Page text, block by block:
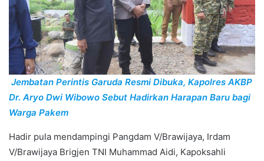
Jembatan Perintis Garuda Resmi Dibuka, Kapolres AKBP
Dr. Aryo Dwi Wibowo Sebut Hadirkan Harapan Baru bagi
Warga Pakem
Hadir pula mendampingi Pangdam V/Brawijaya, Irdam
V/Brawijaya Brigjen TNI Muhammad Aidi, Kapoksahli